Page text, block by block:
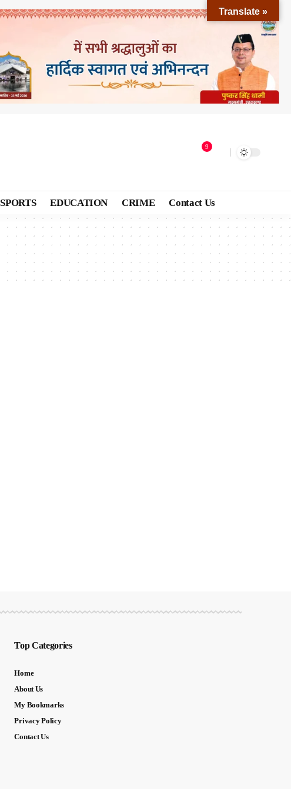
9
SPORTS EDUCATION CRIME Contact Us
Top Categories
Home
About Us
My Bookmarks
Privacy Policy
Contact Us
Translate »